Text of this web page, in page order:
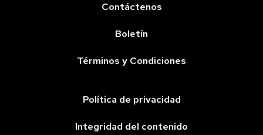
Contáctenos
Boletín
Términos y Condiciones
Política de privacidad
Integridad del contenido